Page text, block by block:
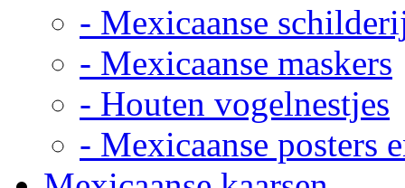
- Mexicaanse
- Mexicaanse maskers
- Houten vogelnestjes
- Mexicaanse posters